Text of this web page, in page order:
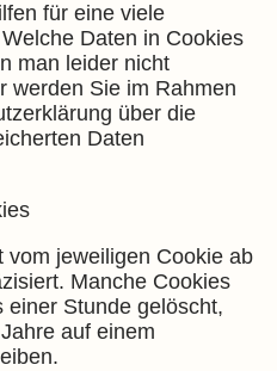
für eine viele
Daten in Cookies
man leider nicht
werden Sie im Rahmen
über die
Daten
vom jeweiligen Cookie ab
Manche Cookies
Stunde gelöscht,
auf einem